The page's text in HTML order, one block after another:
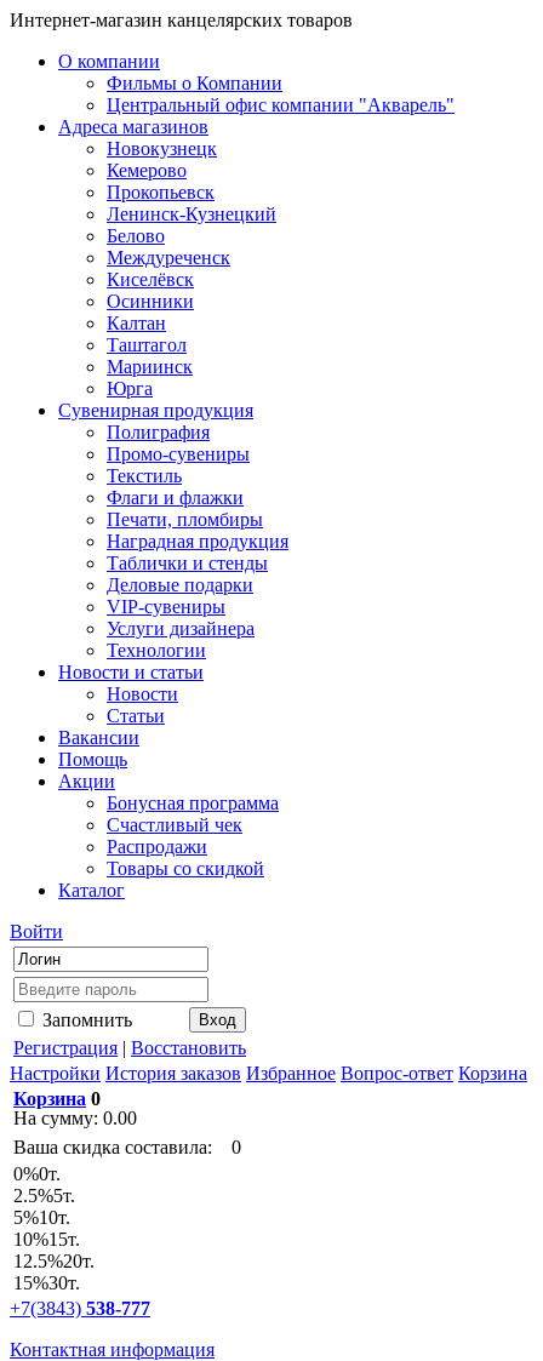
Интернет-магазин канцелярских товаров
О компании
Фильмы о Компании
Центральный офис компании "Акварель"
Адреса магазинов
Новокузнецк
Кемерово
Прокопьевск
Ленинск-Кузнецкий
Белово
Междуреченск
Киселёвск
Осинники
Калтан
Таштагол
Мариинск
Юрга
Сувенирная продукция
Полиграфия
Промо-сувениры
Текстиль
Флаги и флажки
Печати, пломбиры
Наградная продукция
Таблички и стенды
Деловые подарки
VIP-сувениры
Услуги дизайнера
Технологии
Новости и статьи
Новости
Статьи
Вакансии
Помощь
Акции
Бонусная программа
Счастливый чек
Распродажи
Товары со скидкой
Каталог
Войти
Запомнить
Регистрация | Восстановить
Настройки История заказов Избранное Вопрос-ответ Корзина
Корзина 0
На сумму: 0.00
Ваша скидка составила:
0
0%0т.
2.5%5т.
5%10т.
10%15т.
12.5%20т.
15%30т.
+7(3843) 538-777
Контактная информация